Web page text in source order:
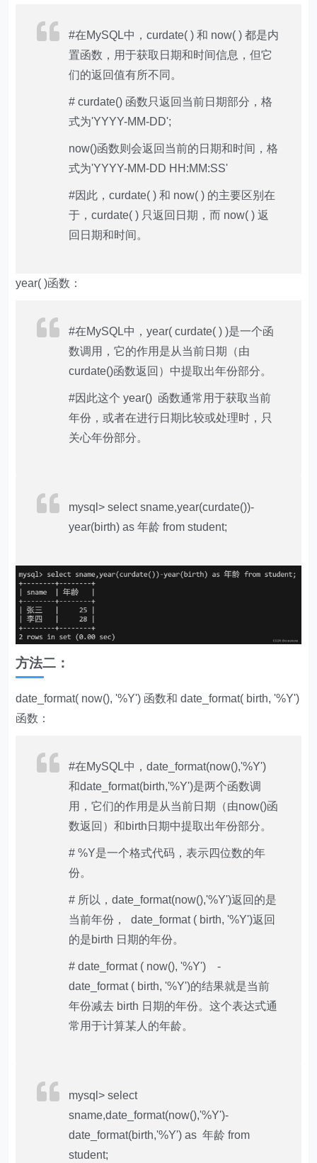
#在MySQL中，curdate( ) 和 now( ) 都是内
置函数，用于获取日期和时间信息，但它
们的返回值有所不同。
# curdate() 函数只返回当前日期部分，格
式为'YYYY-MM-DD';
now()函数则会返回当前的日期和时间，格
式为'YYYY-MM-DD HH:MM:SS'
#因此，curdate( ) 和 now( ) 的主要区别在
于，curdate( ) 只返回日期，而 now( ) 返
回日期和时间。
year( )函数：
#在MySQL中，year( curdate( ) )是一个函
数调用，它的作用是从当前日期（由
curdate()函数返回）中提取出年份部分。
#因此这个 year() 函数通常用于获取当前
年份，或者在进行日期比较或处理时，只
关心年份部分。
mysql> select sname,year(curdate())-
year(birth) as 年龄 from student;
方法二：
date_format( now(), '%Y') 函数和 date_format( birth, '%Y')
函数：
#在MySQL中，date_format(now(),'%Y')
和date_format(birth,'%Y')是两个函数调
用，它们的作用是从当前日期（由now()函
数返回）和birth日期中提取出年份部分。
# %Y是一个格式代码，表示四位数的年
份。
# 所以，date_format(now(),'%Y')返回的是
当前年份， date_format ( birth, '%Y')返回
的是birth 日期的年份。
# date_format ( now(), '%Y') -
date_format ( birth, '%Y')的结果就是当前
年份减去 birth 日期的年份。这个表达式通
常用于计算某人的年龄。
mysql> select
sname,date_format(now(),'%Y')-
date_format(birth,'%Y') as 年龄 from
student;